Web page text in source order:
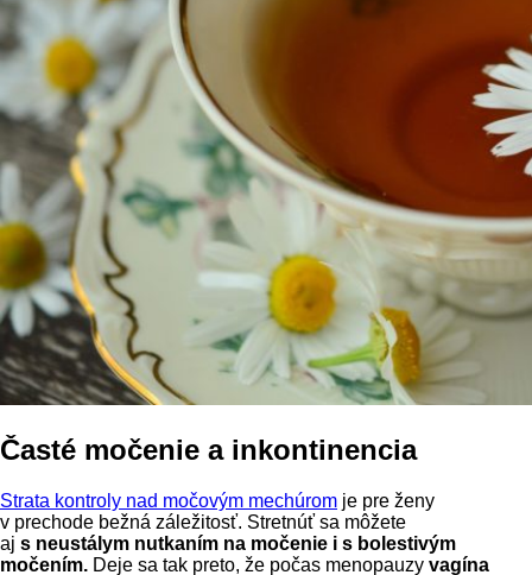
Časté močenie a inkontinencia
Strata kontroly nad močovým mechúrom je pre ženy
v prechode bežná záležitosť. Stretnúť sa môžete
aj s neustálym nutkaním na močenie i s bolestivým
močením. Deje sa tak preto, že počas menopauzy vagína